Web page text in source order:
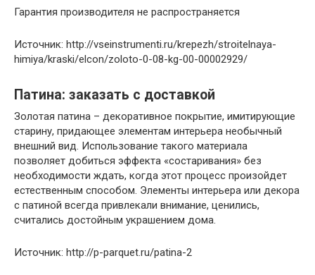
Гарантия производителя не распространяется
Источник: http://vseinstrumenti.ru/krepezh/stroitelnaya-
himiya/kraski/elcon/zoloto-0-08-kg-00-00002929/
Патина: заказать с доставкой
Золотая патина – декоративное покрытие, имитирующие
старину, придающее элементам интерьера необычный
внешний вид. Использование такого материала
позволяет добиться эффекта «состаривания» без
необходимости ждать, когда этот процесс произойдет
естественным способом. Элементы интерьера или декора
с патиной всегда привлекали внимание, ценились,
считались достойным украшением дома.
Источник: http://p-parquet.ru/patina-2